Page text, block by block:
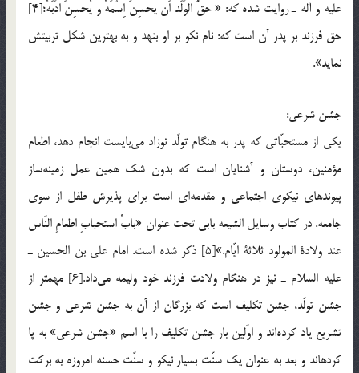
عليه و آله ـ روايت شده كه: « حقُّ الوَلَد اَن يحسِنَ اِسْمَهُ و يُحسِنَ ادَبَهُ؛[4]
حق فرزند بر پدر آن است كه: نام نكو بر او بنهد و به بهترين شكل تربيتش
نمايد».
جشن شرعي:
يكي از مستحبّاتي كه پدر به هنگام تولّد نوزاد مي‌بايست انجام دهد، اطعام
مؤمنين، دوستان و آشنايان است كه بدون شك همين عمل زمينه‌ساز
پيوندهاي نيكوي اجتماعي و مقدمه‌اي است براي پذيرش طفل از سوي
جامعه. در كتاب وسايل الشيعه بابي تحت عنوان «بابُ استحبابِ اطعامِ النّاس
عند ولادة المولود ثلاثة ايّام.»[5] ذكر شده است. امام علي بن الحسين ـ
عليه السلام ـ نيز در هنگام ولادت فرزند خود وليمه مي‌داد.[6] مهمتر از
جشن تولّد، جشن تكليف است كه بزرگان از آن به جشن شرعي و جشن
تشريع ياد كرده‌اند و اوّلين بار جشن تكليف را با اسم «جشن شرعي» به پا
کرده­اند و بعد به عنوان يک سنّت بسيار نيكو و سنّت حسنه امروزه به بركت